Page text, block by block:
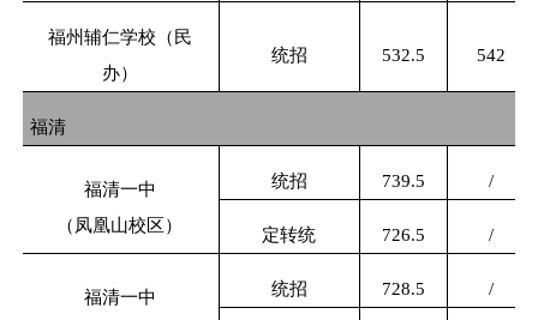
福州辅仁学校（民
办）
统招 532.5 542
福清
福清一中
（凤凰山校区）
统招 739.5 /
定转统 726.5 /
福清一中
统招 728.5 /